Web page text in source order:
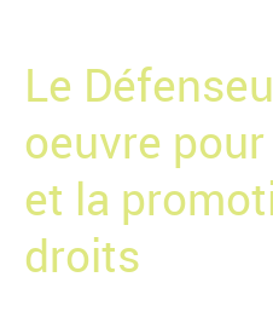
Le
oeuvre
et la
droits